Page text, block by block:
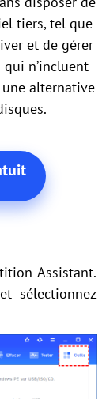
tiers, tel que
et de gérer
n’incluent
alternative
Assistant.
et sélectionnez